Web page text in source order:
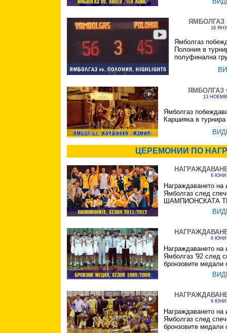
ЯМБОЛГАЗ
16
Ямболгаз
Полония в
полуфинална
ЯМБОЛГАЗ
13
Ямболгаз
Каршияка в
ЦЕРЕМОНИИ ПО
6 ЮНИ
Награждаването на
Ямболгаз след
ШАМПИОНСКАТА
6 ЮНИ
Награждаването на
Ямболгаз '92 след
бронзовите медали
6 ЮНИ
Награждаването на
Ямболгаз след
бронзовите медали